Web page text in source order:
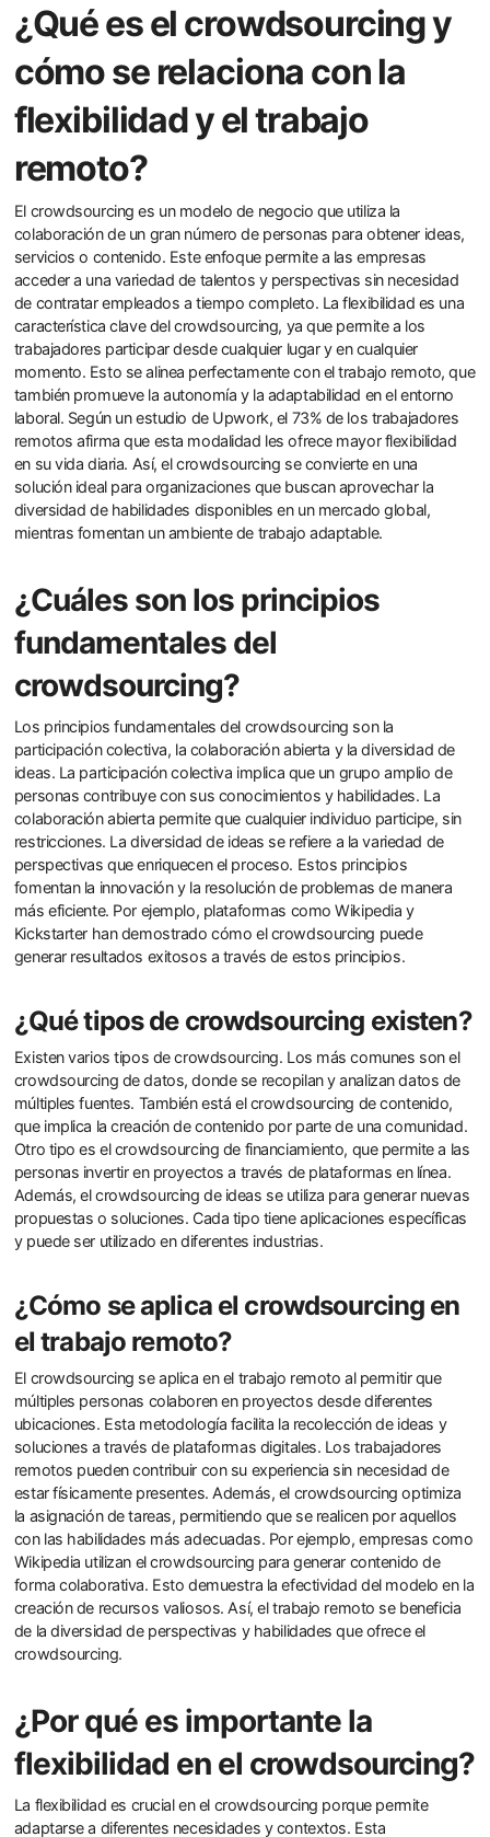
¿Qué es el crowdsourcing y
cómo se relaciona con la
flexibilidad y el trabajo
remoto?
El crowdsourcing es un modelo de negocio que utiliza la
colaboración de un gran número de personas para obtener ideas,
servicios o contenido. Este enfoque permite a las empresas
acceder a una variedad de talentos y perspectivas sin necesidad
de contratar empleados a tiempo completo. La flexibilidad es una
característica clave del crowdsourcing, ya que permite a los
trabajadores participar desde cualquier lugar y en cualquier
momento. Esto se alinea perfectamente con el trabajo remoto, que
también promueve la autonomía y la adaptabilidad en el entorno
laboral. Según un estudio de Upwork, el 73% de los trabajadores
remotos afirma que esta modalidad les ofrece mayor flexibilidad
en su vida diaria. Así, el crowdsourcing se convierte en una
solución ideal para organizaciones que buscan aprovechar la
diversidad de habilidades disponibles en un mercado global,
mientras fomentan un ambiente de trabajo adaptable.
¿Cuáles son los principios
fundamentales del
crowdsourcing?
Los principios fundamentales del crowdsourcing son la
participación colectiva, la colaboración abierta y la diversidad de
ideas. La participación colectiva implica que un grupo amplio de
personas contribuye con sus conocimientos y habilidades. La
colaboración abierta permite que cualquier individuo participe, sin
restricciones. La diversidad de ideas se refiere a la variedad de
perspectivas que enriquecen el proceso. Estos principios
fomentan la innovación y la resolución de problemas de manera
más eficiente. Por ejemplo, plataformas como Wikipedia y
Kickstarter han demostrado cómo el crowdsourcing puede
generar resultados exitosos a través de estos principios.
¿Qué tipos de crowdsourcing existen?
Existen varios tipos de crowdsourcing. Los más comunes son el
crowdsourcing de datos, donde se recopilan y analizan datos de
múltiples fuentes. También está el crowdsourcing de contenido,
que implica la creación de contenido por parte de una comunidad.
Otro tipo es el crowdsourcing de financiamiento, que permite a las
personas invertir en proyectos a través de plataformas en línea.
Además, el crowdsourcing de ideas se utiliza para generar nuevas
propuestas o soluciones. Cada tipo tiene aplicaciones específicas
y puede ser utilizado en diferentes industrias.
¿Cómo se aplica el crowdsourcing en
el trabajo remoto?
El crowdsourcing se aplica en el trabajo remoto al permitir que
múltiples personas colaboren en proyectos desde diferentes
ubicaciones. Esta metodología facilita la recolección de ideas y
soluciones a través de plataformas digitales. Los trabajadores
remotos pueden contribuir con su experiencia sin necesidad de
estar físicamente presentes. Además, el crowdsourcing optimiza
la asignación de tareas, permitiendo que se realicen por aquellos
con las habilidades más adecuadas. Por ejemplo, empresas como
Wikipedia utilizan el crowdsourcing para generar contenido de
forma colaborativa. Esto demuestra la efectividad del modelo en la
creación de recursos valiosos. Así, el trabajo remoto se beneficia
de la diversidad de perspectivas y habilidades que ofrece el
crowdsourcing.
¿Por qué es importante la
flexibilidad en el crowdsourcing?
La flexibilidad es crucial en el crowdsourcing porque permite
adaptarse a diferentes necesidades y contextos. Esta